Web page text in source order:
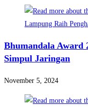
Bhumandala Award
Simpul Jaringan
November 5, 2024